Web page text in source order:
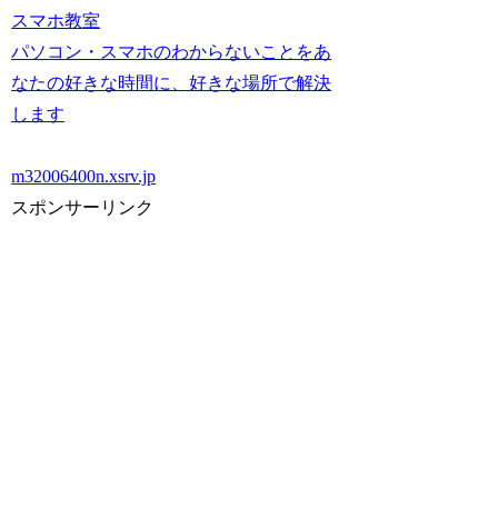
スマホ教室
パソコン・スマホのわからないことをあ
なたの好きな時間に、好きな場所で解決
します
m32006400n.xsrv.jp
スポンサーリンク